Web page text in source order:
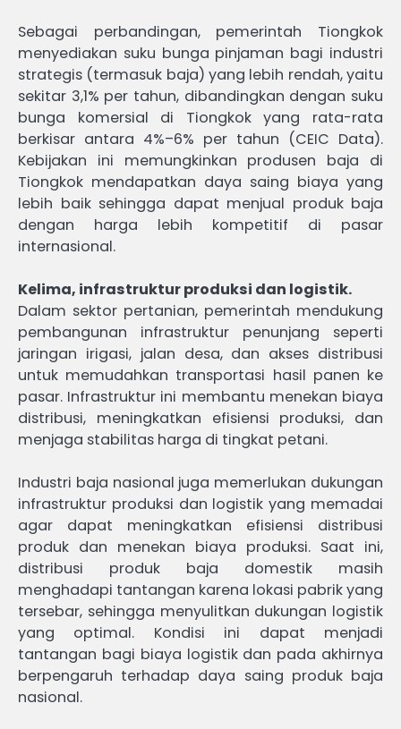
Sebagai perbandingan, pemerintah Tiongkok
menyediakan suku bunga pinjaman bagi industri
strategis (termasuk baja) yang lebih rendah, yaitu
sekitar 3,1% per tahun, dibandingkan dengan suku
bunga komersial di Tiongkok yang rata-rata
berkisar antara 4%–6% per tahun (CEIC Data).
Kebijakan ini memungkinkan produsen baja di
Tiongkok mendapatkan daya saing biaya yang
lebih baik sehingga dapat menjual produk baja
dengan harga lebih kompetitif di pasar
internasional.
Kelima, infrastruktur produksi dan logistik.
Dalam sektor pertanian, pemerintah mendukung
pembangunan infrastruktur penunjang seperti
jaringan irigasi, jalan desa, dan akses distribusi
untuk memudahkan transportasi hasil panen ke
pasar. Infrastruktur ini membantu menekan biaya
distribusi, meningkatkan efisiensi produksi, dan
menjaga stabilitas harga di tingkat petani.
Industri baja nasional juga memerlukan dukungan
infrastruktur produksi dan logistik yang memadai
agar dapat meningkatkan efisiensi distribusi
produk dan menekan biaya produksi. Saat ini,
distribusi produk baja domestik masih
menghadapi tantangan karena lokasi pabrik yang
tersebar, sehingga menyulitkan dukungan logistik
yang optimal. Kondisi ini dapat menjadi
tantangan bagi biaya logistik dan pada akhirnya
berpengaruh terhadap daya saing produk baja
nasional.